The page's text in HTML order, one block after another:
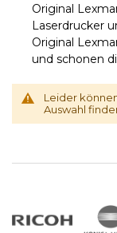
Original
Laserdrucker
Original
und schonen
Leider
Auswahl